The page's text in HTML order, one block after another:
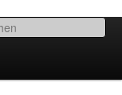
Termine